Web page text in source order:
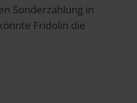
Sonderzahlung in
Fridolin die